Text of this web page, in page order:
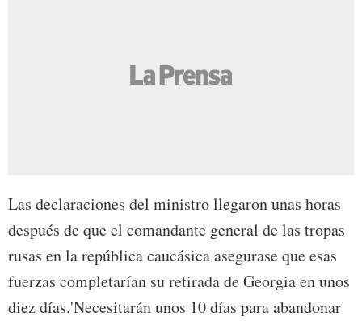
Las declaraciones del ministro llegaron unas horas
después de que el comandante general de las tropas
rusas en la república caucásica asegurase que esas
fuerzas completarían su retirada de Georgia en unos
diez días.'Necesitarán unos 10 días para abandonar